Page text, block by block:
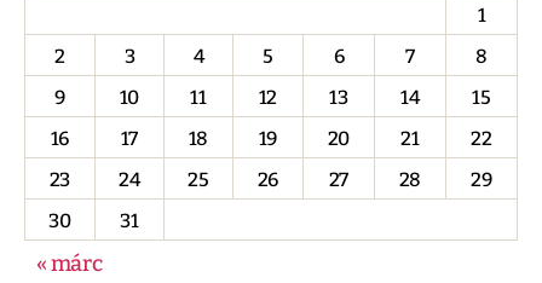
1
2
3 4 5 6 7
8
9
10 11 12 13 14
15
16
17 18 19 20 21
22
23
24 25 26 27 28
29
30
31
« márc